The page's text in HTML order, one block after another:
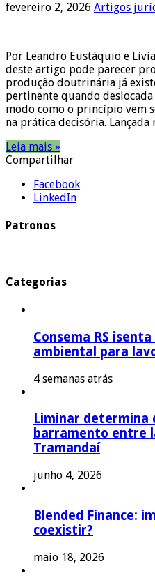
fevereiro 2, 2026 Artigos
Por Leandro Eustáquio e
deste artigo pode parecer
produção doutrinária já
pertinente quando
modo como o princípio vem
na prática decisória.
Leia mais »
Compartilhar
Facebook
LinkedIn
Patronos
Categorias
Consema RS
ambiental para
4 semanas atrás
Liminar determina
barramento entre
Tramandaí
junho 4, 2026
Blended Finance:
coexistir?
maio 18, 2026